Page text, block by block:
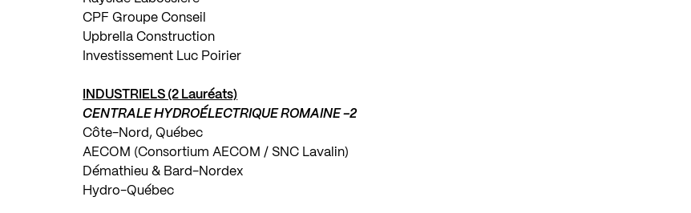
CPF Groupe Conseil
Upbrella Construction
Investissement Luc Poirier
INDUSTRIELS (2 Lauréats)
CENTRALE HYDROÉLECTRIQUE ROMAINE -2
Côte-Nord, Québec
AECOM (Consortium AECOM / SNC Lavalin)
Démathieu & Bard-Nordex
Hydro-Québec